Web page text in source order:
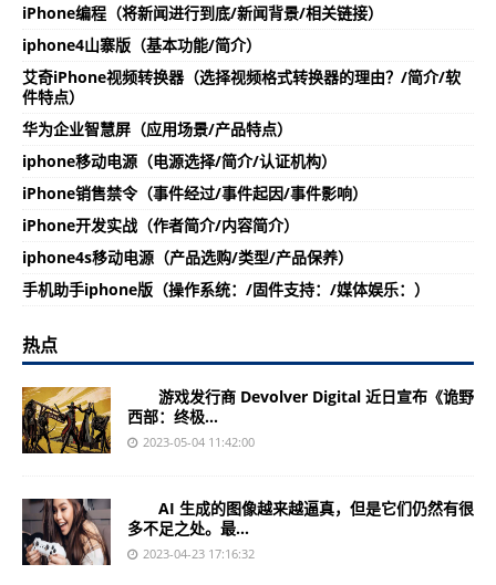
iPhone编程（将新闻进行到底/新闻背景/相关链接）
iphone4山寨版（基本功能/简介）
艾奇iPhone视频转换器（选择视频格式转换器的理由？/简介/软
件特点）
华为企业智慧屏（应用场景/产品特点）
iphone移动电源（电源选择/简介/认证机构）
iPhone销售禁令（事件经过/事件起因/事件影响）
iPhone开发实战（作者简介/内容简介）
iphone4s移动电源（产品选购/类型/产品保养）
手机助手iphone版（操作系统：/固件支持：/媒体娱乐：）
热点
游戏发行商 Devolver Digital 近日宣布《诡野
西部：终极...
2023-05-04 11:42:00
AI 生成的图像越来越逼真，但是它们仍然有很
多不足之处。最...
2023-04-23 17:16:32